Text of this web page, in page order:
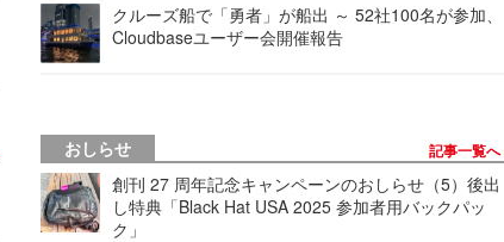
クルーズ船で「勇者」が船出 ～ 52社100名が参加、
Cloudbaseユーザー会開催報告
おしらせ 記事一覧へ
創刊 27 周年記念キャンペーンのおしらせ（5）後出
し特典「Black Hat USA 2025 参加者用バックパッ
ク」